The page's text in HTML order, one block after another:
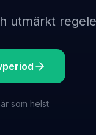
utmärkt
som helst